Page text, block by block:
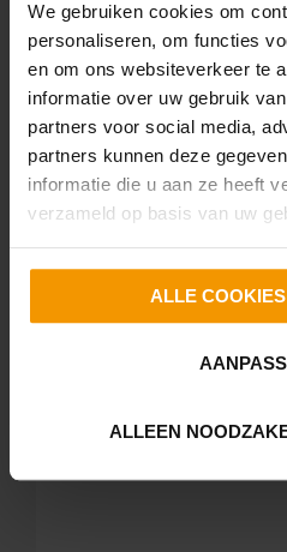
We gebruiken cookies om
personaliseren, om functies
en om ons websiteverkeer te
informatie over uw gebruik
partners voor social media,
partners kunnen deze
informatie die u aan ze heeft
verzameld op basis van uw
ALLE
ALLEEN
132 m² 337 m² 6
Den Helder